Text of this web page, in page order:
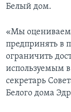
Белый дом.
«Мы
предпринять в
ограничить
используемым в
секретарь
Белого дома